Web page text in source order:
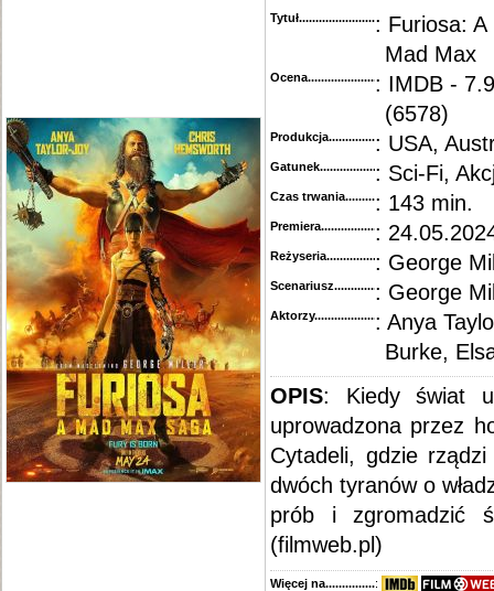
Tytuł............................................
: Furiosa:
Mad Max
Ocena.............................................
: IMDB -
(6578)
Produkcja.........................................
: USA,
Gatunek...........................................
: Sci-Fi,
Czas trwania......................................
: 143 min.
Premiera..........................................
:
Reżyseria........................................
: George
Scenariusz........................................
: George
Aktorzy...........................................
: Anya
Burke,
OPIS: Kiedy świat
uprowadzona przez
Cytadeli, gdzie
dwóch tyranów o
prób i zgromadzić
(filmweb.pl)
Więcej na........................................
: